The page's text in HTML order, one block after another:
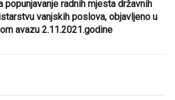
popunjavanje radnih mjesta državnih
vanjskih poslova, objavljeno u
avazu 2.11.2021.godine